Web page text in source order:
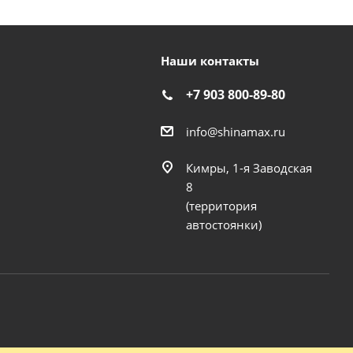
Наши контакты
+7 903 800-89-80
info@shinamax.ru
Кимры, 1-я Заводская
8
(территория
автостоянки)